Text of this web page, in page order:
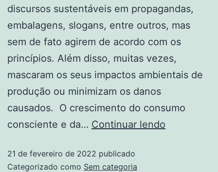
discursos sustentáveis em propagandas,
embalagens, slogans, entre outros, mas
sem de fato agirem de acordo com os
princípios. Além disso, muitas vezes,
mascaram os seus impactos ambientais de
produção ou minimizam os danos
causados. O crescimento do consumo
consciente e da… Continuar lendo
21 de fevereiro de 2022 publicado
Categorizado como Sem categoria